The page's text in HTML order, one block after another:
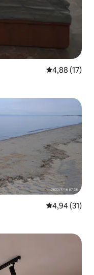
4,88 de uma
4,88 (17)
4,94 de uma
4,94 (31)